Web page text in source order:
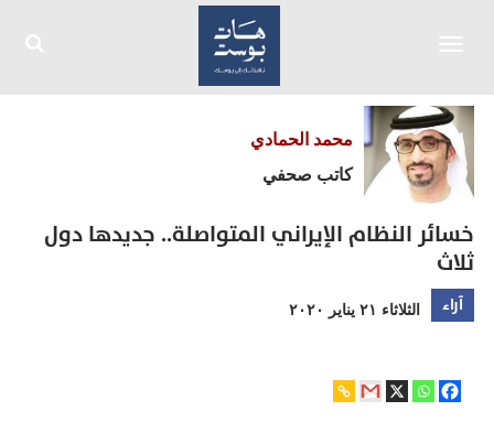
محمد الحمادي
كاتب صحفي
خسائر النظام الإيراني المتواصلة.. جديدها دول
ثلاث
آراء الثلاثاء ٢١ يناير ٢٠٢٠